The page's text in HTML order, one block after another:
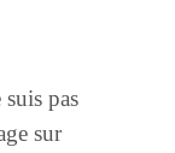
pas
sur